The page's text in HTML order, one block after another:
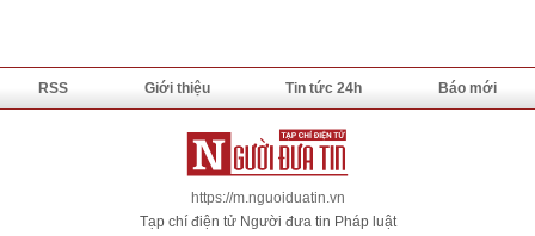
RSS Giới thiệu Tin tức 24h Báo mới
https://m.nguoiduatin.vn
Tạp chí điện tử Người đưa tin Pháp luật